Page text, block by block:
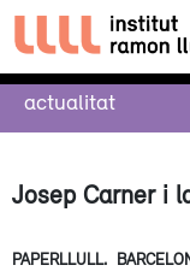
actualitat
Josep Carner i
PAPERLLULL.